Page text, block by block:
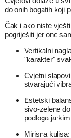
do onih bogatih koji
Čak i ako niste
pogriješiti jer one
Vertikalni
"karakter"
Cvjetni
stvarajući
Estetski
sivo-zelene
podloga
Mirisna